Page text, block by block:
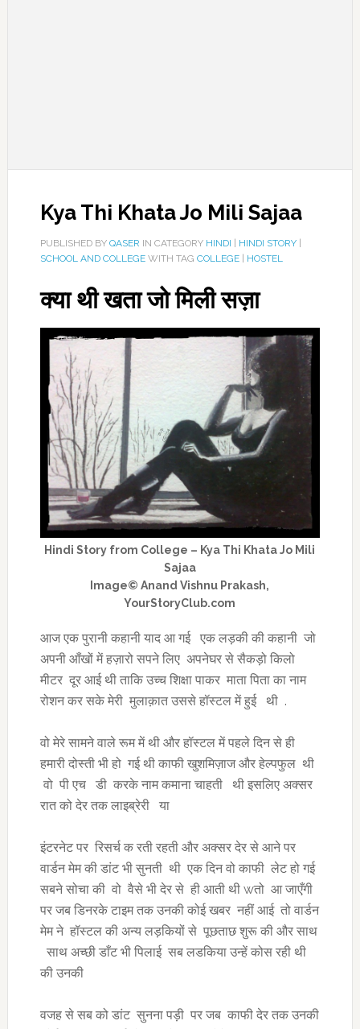
Kya Thi Khata Jo Mili Sajaa
PUBLISHED BY QASER IN CATEGORY HINDI HINDI STORY|
SCHOOL AND COLLEGEWITH TAG COLLEGE| HOSTEL
क्या थी खता जो मिली सज़ा
Hindi Story from College – Kya Thi Khata Jo Mili
Sajaa
Image© Anand Vishnu Prakash,
YourStoryClub.com
आज एक पुरानी कहानी याद आ गई एक लड़की की कहानी जो
अपनी आँखों में हज़ारो सपने लिए अपनेघर से सैकड़ो किलो
मीटर दूर आई थी ताकि उच्च शिक्षा पाकर माता पिता का नाम
रोशन कर सके मेरी मुलाक़ात उससे हॉस्टल में हुई थी .
वो मेरे सामने वाले रूम में थी और हॉस्टल में पहले दिन से ही
हमारी दोस्ती भी हो गई थी काफी खुशमिज़ाज और हेल्पफुल थी
वो पी एच डी करके नाम कमाना चाहती थी इसलिए अक्सर
रात को देर तक लाइब्रेरी या
इंटरनेट पर रिसर्च क रती रहती और अक्सर देर से आने पर
वार्डन मेम की डांट भी सुनती थी एक दिन वो काफी लेट हो गई
सबने सोचा की वो वैसे भी देर से ही आती थी wतो आ जाएँगी
पर जब डिनरके टाइम तक उनकी कोई खबर नहीं आई तो वार्डन
मेम ने हॉस्टल की अन्य लड़कियों से पूछताछ शुरू की और साथ
साथ अच्छी डाँट भी पिलाई सब लडकिया उन्हें कोस रही थी
की उनकी
वजह से सब को डांट सुनना पड़ी पर जब काफी देर तक उनकी